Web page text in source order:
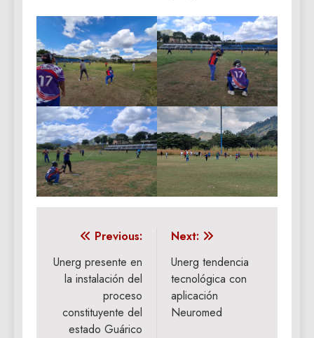
Navegación
de
entradas
Previous:
Unerg presente en
la instalación del
proceso
constituyente del
estado Guárico
Next:
Unerg tendencia
tecnológica con
aplicación
Neuromed